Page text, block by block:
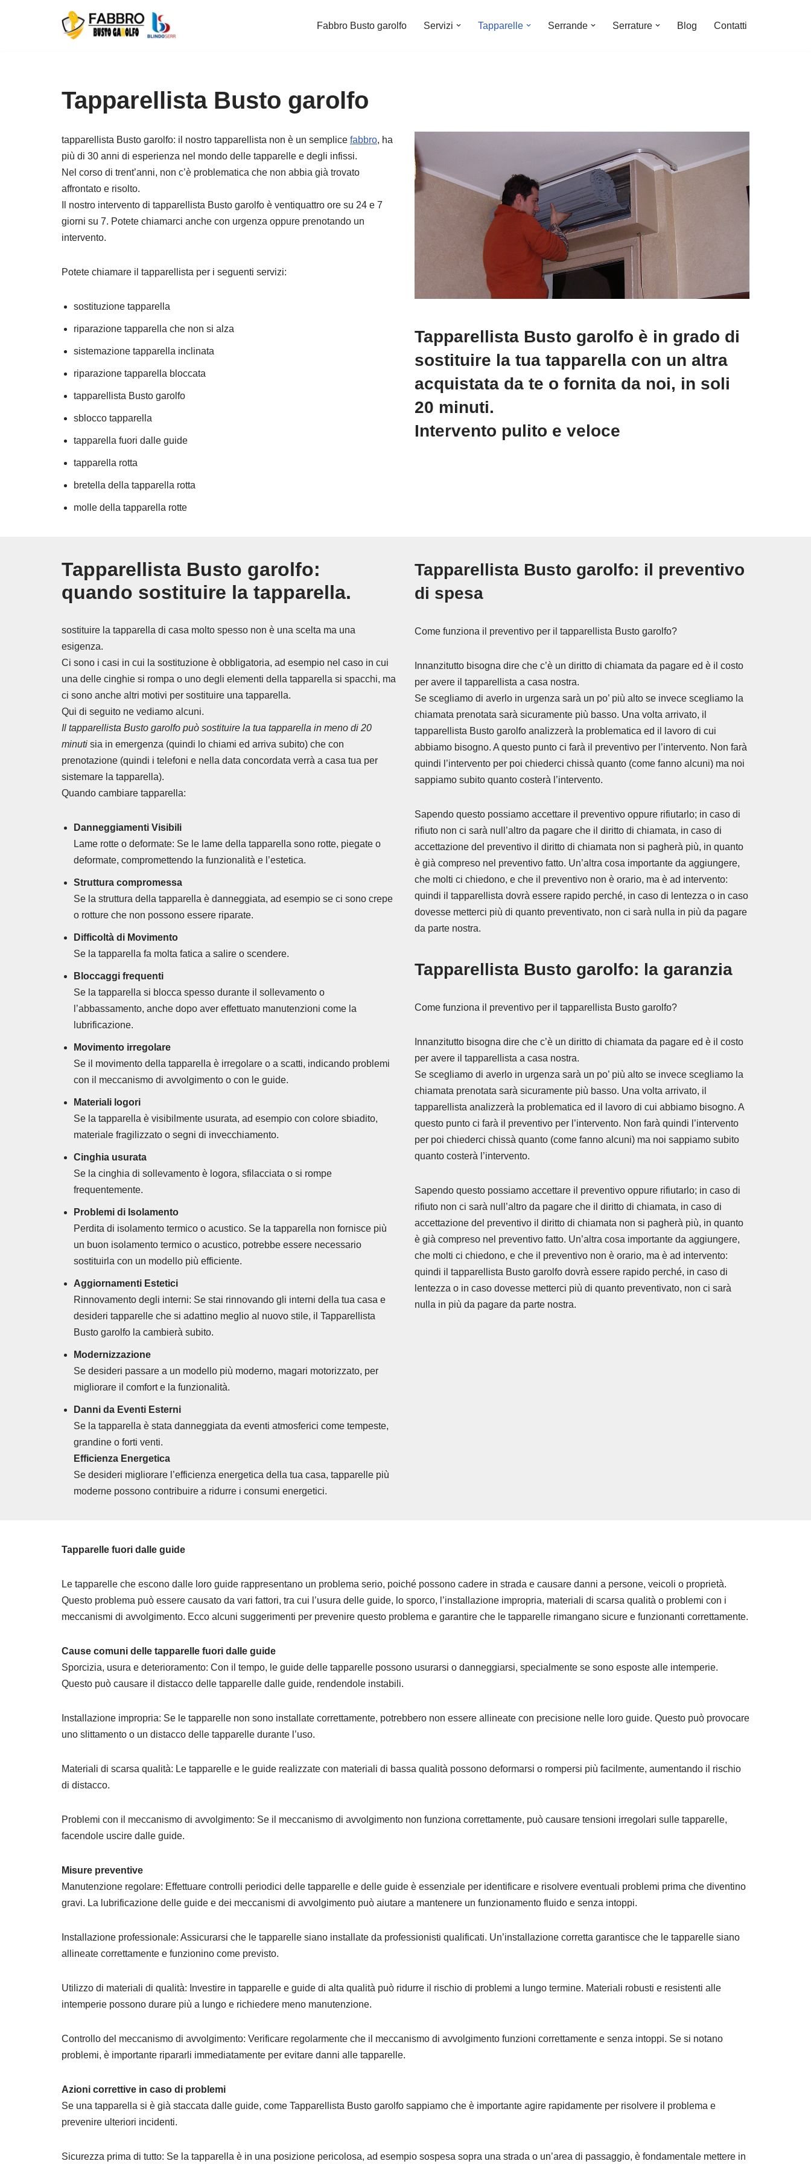
Fabbro Busto garolfo Servizi Tapparelle Serrande Serrature Blog Contatti
Tapparellista Busto garolfo
tapparellista Busto garolfo: il nostro tapparellista non è un semplice fabbro, ha
più di 30 anni di esperienza nel mondo delle tapparelle e degli infissi.
Nel corso di trent’anni, non c’è problematica che non abbia già trovato
affrontato e risolto.
Il nostro intervento di tapparellista Busto garolfo è ventiquattro ore su 24 e 7
giorni su 7. Potete chiamarci anche con urgenza oppure prenotando un
intervento.
Potete chiamare il tapparellista per i seguenti servizi:
sostituzione tapparella
riparazione tapparella che non si alza
sistemazione tapparella inclinata
riparazione tapparella bloccata
tapparellista Busto garolfo
sblocco tapparella
tapparella fuori dalle guide
tapparella rotta
bretella della tapparella rotta
molle della tapparella rotte
Tapparellista Busto garolfo è in grado di
sostituire la tua tapparella con un altra
acquistata da te o fornita da noi, in soli
20 minuti.
Intervento pulito e veloce
Tapparellista Busto garolfo:
quando sostituire la tapparella.
sostituire la tapparella di casa molto spesso non è una scelta ma una
esigenza.
Ci sono i casi in cui la sostituzione è obbligatoria, ad esempio nel caso in cui
una delle cinghie si rompa o uno degli elementi della tapparella si spacchi, ma
ci sono anche altri motivi per sostituire una tapparella.
Qui di seguito ne vediamo alcuni.
Il tapparellista Busto garolfo può sostituire la tua tapparella in meno di 20
minuti sia in emergenza (quindi lo chiami ed arriva subito) che con
prenotazione (quindi i telefoni e nella data concordata verrà a casa tua per
sistemare la tapparella).
Quando cambiare tapparella:
Danneggiamenti Visibili
Lame rotte o deformate: Se le lame della tapparella sono rotte, piegate o
deformate, compromettendo la funzionalità e l’estetica.
Struttura compromessa
Se la struttura della tapparella è danneggiata, ad esempio se ci sono crepe
o rotture che non possono essere riparate.
Difficoltà di Movimento
Se la tapparella fa molta fatica a salire o scendere.
Bloccaggi frequenti
Se la tapparella si blocca spesso durante il sollevamento o
l’abbassamento, anche dopo aver effettuato manutenzioni come la
lubrificazione.
Movimento irregolare
Se il movimento della tapparella è irregolare o a scatti, indicando problemi
con il meccanismo di avvolgimento o con le guide.
Materiali logori
Se la tapparella è visibilmente usurata, ad esempio con colore sbiadito,
materiale fragilizzato o segni di invecchiamento.
Cinghia usurata
Se la cinghia di sollevamento è logora, sfilacciata o si rompe
frequentemente.
Problemi di Isolamento
Perdita di isolamento termico o acustico. Se la tapparella non fornisce più
un buon isolamento termico o acustico, potrebbe essere necessario
sostituirla con un modello più efficiente.
Aggiornamenti Estetici
Rinnovamento degli interni: Se stai rinnovando gli interni della tua casa e
desideri tapparelle che si adattino meglio al nuovo stile, il Tapparellista
Busto garolfo la cambierà subito.
Modernizzazione
Se desideri passare a un modello più moderno, magari motorizzato, per
migliorare il comfort e la funzionalità.
Danni da Eventi Esterni
Se la tapparella è stata danneggiata da eventi atmosferici come tempeste,
grandine o forti venti.
Efficienza Energetica
Se desideri migliorare l’efficienza energetica della tua casa, tapparelle più
moderne possono contribuire a ridurre i consumi energetici.
Tapparellista Busto garolfo: il preventivo
di spesa
Come funziona il preventivo per il tapparellista Busto garolfo?
Innanzitutto bisogna dire che c’è un diritto di chiamata da pagare ed è il costo
per avere il tapparellista a casa nostra.
Se scegliamo di averlo in urgenza sarà un po’ più alto se invece scegliamo la
chiamata prenotata sarà sicuramente più basso. Una volta arrivato, il
tapparellista Busto garolfo analizzerà la problematica ed il lavoro di cui
abbiamo bisogno. A questo punto ci farà il preventivo per l’intervento. Non farà
quindi l’intervento per poi chiederci chissà quanto (come fanno alcuni) ma noi
sappiamo subito quanto costerà l’intervento.
Sapendo questo possiamo accettare il preventivo oppure rifiutarlo; in caso di
rifiuto non ci sarà null’altro da pagare che il diritto di chiamata, in caso di
accettazione del preventivo il diritto di chiamata non si pagherà più, in quanto
è già compreso nel preventivo fatto. Un’altra cosa importante da aggiungere,
che molti ci chiedono, e che il preventivo non è orario, ma è ad intervento:
quindi il tapparellista dovrà essere rapido perché, in caso di lentezza o in caso
dovesse metterci più di quanto preventivato, non ci sarà nulla in più da pagare
da parte nostra.
Tapparellista Busto garolfo: la garanzia
Come funziona il preventivo per il tapparellista Busto garolfo?
Innanzitutto bisogna dire che c’è un diritto di chiamata da pagare ed è il costo
per avere il tapparellista a casa nostra.
Se scegliamo di averlo in urgenza sarà un po’ più alto se invece scegliamo la
chiamata prenotata sarà sicuramente più basso. Una volta arrivato, il
tapparellista analizzerà la problematica ed il lavoro di cui abbiamo bisogno. A
questo punto ci farà il preventivo per l’intervento. Non farà quindi l’intervento
per poi chiederci chissà quanto (come fanno alcuni) ma noi sappiamo subito
quanto costerà l’intervento.
Sapendo questo possiamo accettare il preventivo oppure rifiutarlo; in caso di
rifiuto non ci sarà null’altro da pagare che il diritto di chiamata, in caso di
accettazione del preventivo il diritto di chiamata non si pagherà più, in quanto
è già compreso nel preventivo fatto. Un’altra cosa importante da aggiungere,
che molti ci chiedono, e che il preventivo non è orario, ma è ad intervento:
quindi il tapparellista Busto garolfo dovrà essere rapido perché, in caso di
lentezza o in caso dovesse metterci più di quanto preventivato, non ci sarà
nulla in più da pagare da parte nostra.
Tapparelle fuori dalle guide
Le tapparelle che escono dalle loro guide rappresentano un problema serio, poiché possono cadere in strada e causare danni a persone, veicoli o proprietà.
Questo problema può essere causato da vari fattori, tra cui l’usura delle guide, lo sporco, l’installazione impropria, materiali di scarsa qualità o problemi con i
meccanismi di avvolgimento. Ecco alcuni suggerimenti per prevenire questo problema e garantire che le tapparelle rimangano sicure e funzionanti correttamente.
Cause comuni delle tapparelle fuori dalle guide
Sporcizia, usura e deterioramento: Con il tempo, le guide delle tapparelle possono usurarsi o danneggiarsi, specialmente se sono esposte alle intemperie.
Questo può causare il distacco delle tapparelle dalle guide, rendendole instabili.
Installazione impropria: Se le tapparelle non sono installate correttamente, potrebbero non essere allineate con precisione nelle loro guide. Questo può provocare
uno slittamento o un distacco delle tapparelle durante l’uso.
Materiali di scarsa qualità: Le tapparelle e le guide realizzate con materiali di bassa qualità possono deformarsi o rompersi più facilmente, aumentando il rischio
di distacco.
Problemi con il meccanismo di avvolgimento: Se il meccanismo di avvolgimento non funziona correttamente, può causare tensioni irregolari sulle tapparelle,
facendole uscire dalle guide.
Misure preventive
Manutenzione regolare: Effettuare controlli periodici delle tapparelle e delle guide è essenziale per identificare e risolvere eventuali problemi prima che diventino
gravi. La lubrificazione delle guide e dei meccanismi di avvolgimento può aiutare a mantenere un funzionamento fluido e senza intoppi.
Installazione professionale: Assicurarsi che le tapparelle siano installate da professionisti qualificati. Un’installazione corretta garantisce che le tapparelle siano
allineate correttamente e funzionino come previsto.
Utilizzo di materiali di qualità: Investire in tapparelle e guide di alta qualità può ridurre il rischio di problemi a lungo termine. Materiali robusti e resistenti alle
intemperie possono durare più a lungo e richiedere meno manutenzione.
Controllo del meccanismo di avvolgimento: Verificare regolarmente che il meccanismo di avvolgimento funzioni correttamente e senza intoppi. Se si notano
problemi, è importante ripararli immediatamente per evitare danni alle tapparelle.
Azioni correttive in caso di problemi
Se una tapparella si è già staccata dalle guide, come Tapparellista Busto garolfo sappiamo che è importante agire rapidamente per risolvere il problema e
prevenire ulteriori incidenti.
Sicurezza prima di tutto: Se la tapparella è in una posizione pericolosa, ad esempio sospesa sopra una strada o un’area di passaggio, è fondamentale mettere in